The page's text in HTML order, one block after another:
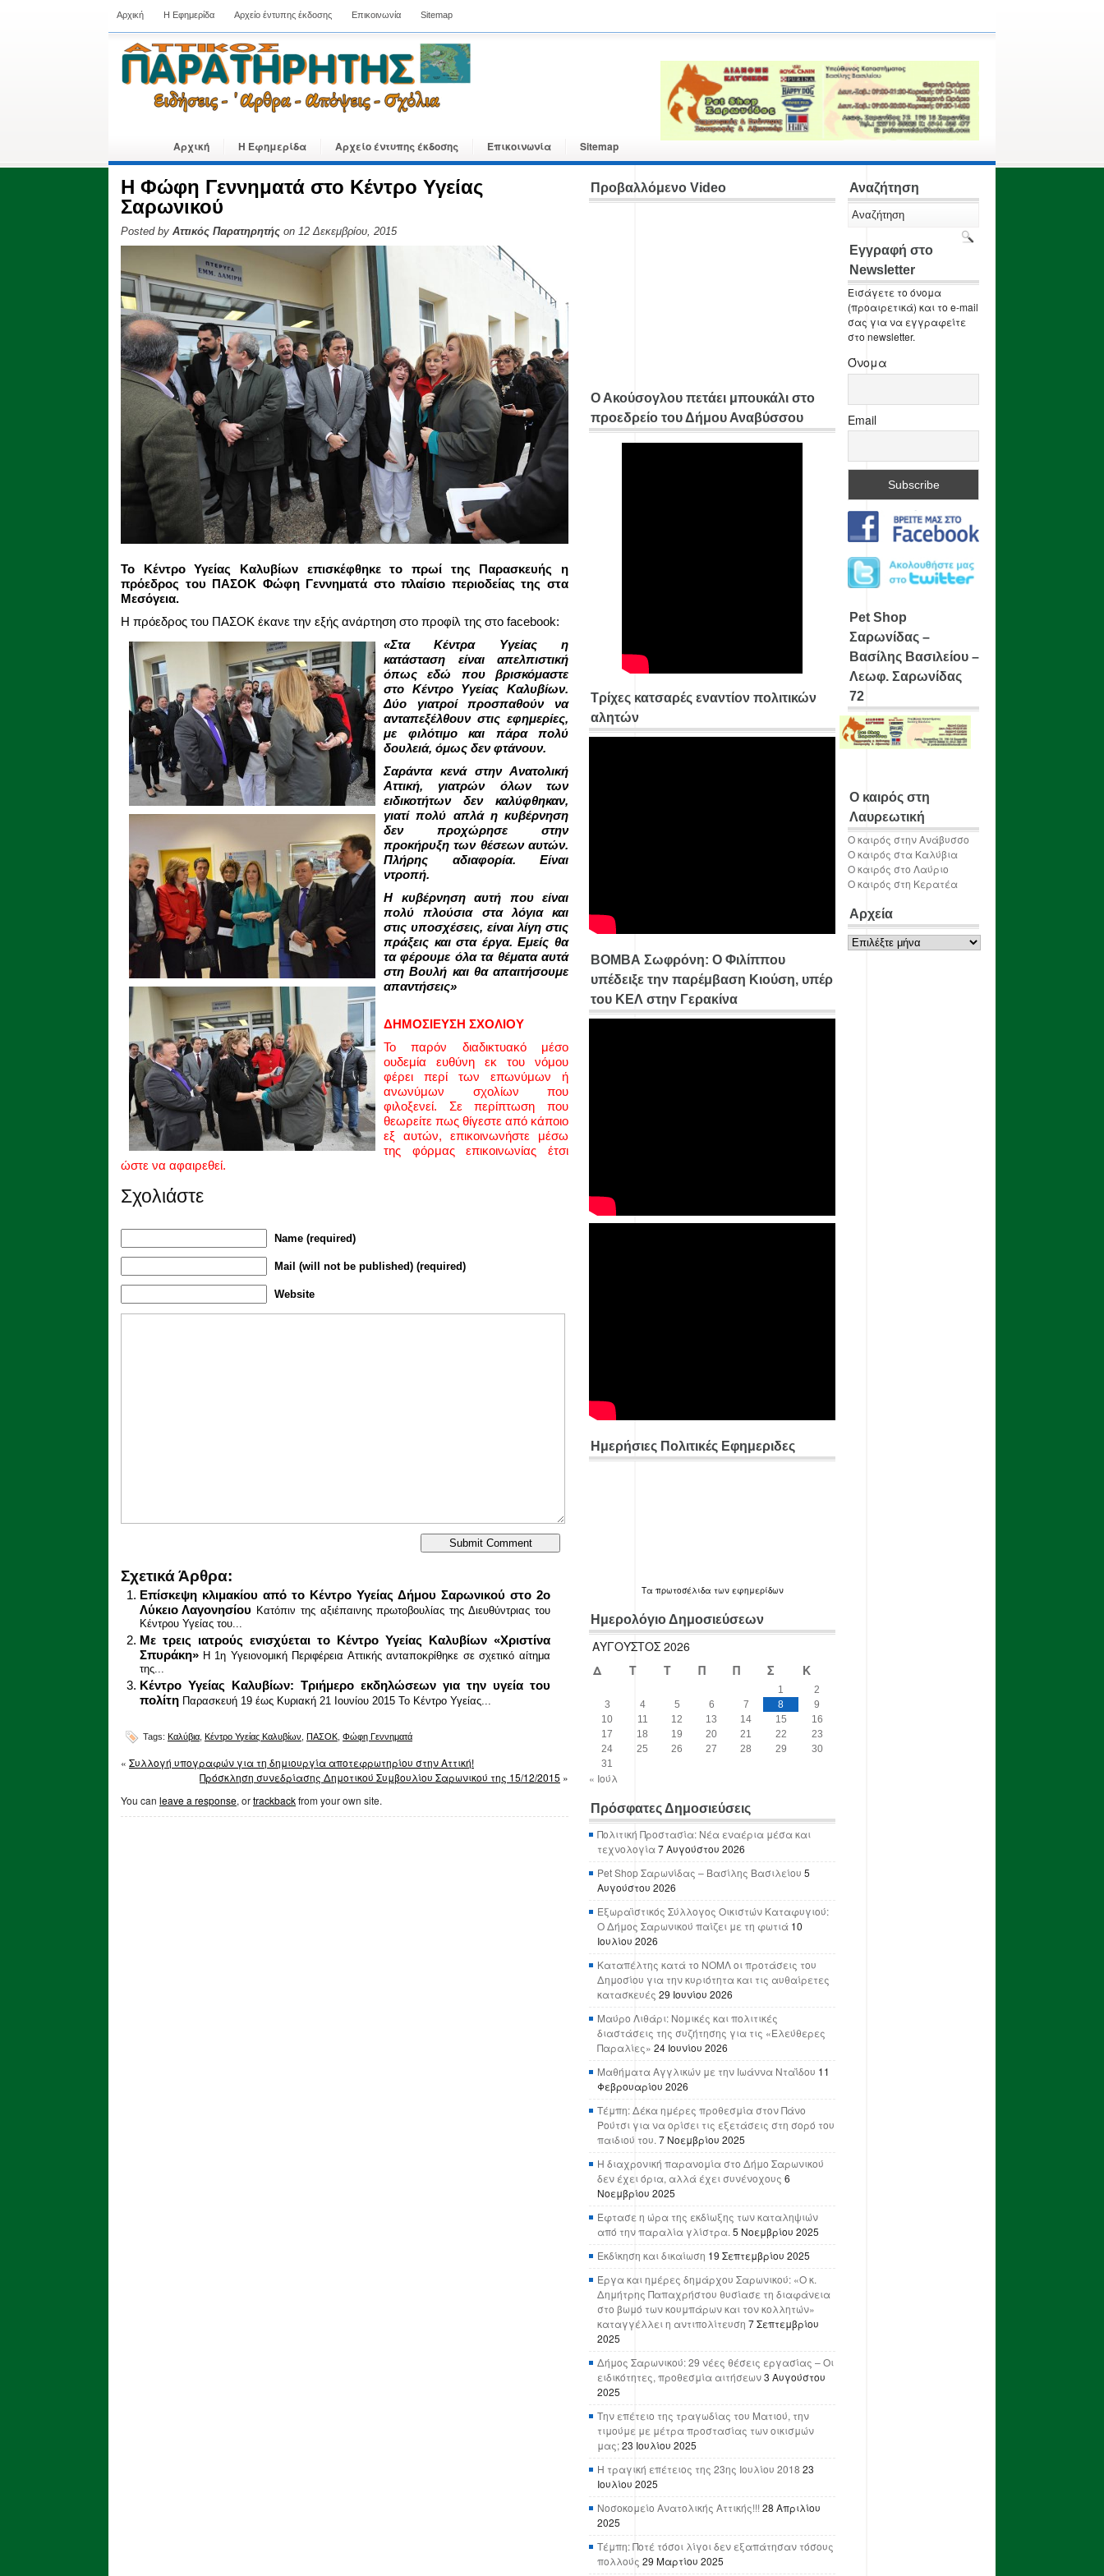
Αρχική Η Εφημερίδα Αρχείο έντυπης έκδοσης Επικοινωνία Sitemap
Αρχική Η Εφημερίδα Αρχείο έντυπης έκδοσης Επικοινωνία Sitemap
Η Φώφη Γεννηματά στο Κέντρο Υγείας
Σαρωνικού
Posted by Αττικός Παρατηρητής on 12 Δεκεμβρίου, 2015
Το Κέντρο Υγείας Καλυβίων επισκέφθηκε το πρωί της Παρασκευής η
πρόεδρος του ΠΑΣΟΚ Φώφη Γεννηματά στο πλαίσιο περιοδείας της στα
Μεσόγεια.
Η πρόεδρος του ΠΑΣΟΚ έκανε την εξής ανάρτηση στο προφίλ της στο facebook:
«Στα Κέντρα Υγείας η
κατάσταση είναι απελπιστική
όπως εδώ που βρισκόμαστε
στο Κέντρο Υγείας Καλυβίων.
Δύο γιατροί προσπαθούν να
ανταπεξέλθουν στις εφημερίες,
με φιλότιμο και πάρα πολύ
δουλειά, όμως δεν φτάνουν.
Σαράντα κενά στην Ανατολική
Αττική, γιατρών όλων των
ειδικοτήτων δεν καλύφθηκαν,
γιατί πολύ απλά η κυβέρνηση
δεν προχώρησε στην
προκήρυξη των θέσεων αυτών.
Πλήρης αδιαφορία. Είναι
ντροπή.
Η κυβέρνηση αυτή που είναι
πολύ πλούσια στα λόγια και
στις υποσχέσεις, είναι λίγη στις
πράξεις και στα έργα. Εμείς θα
τα φέρουμε όλα τα θέματα αυτά
στη Βουλή και θα απαιτήσουμε
απαντήσεις»
ΔΗΜΟΣΙΕΥΣΗ ΣΧΟΛΙΟΥ
Το παρόν διαδικτυακό μέσο
ουδεμία ευθύνη εκ του νόμου
φέρει περί των επωνύμων ή
ανωνύμων σχολίων που
φιλοξενεί. Σε περίπτωση που
θεωρείτε πως θίγεστε από κάποιο
εξ αυτών, επικοινωνήστε μέσω
της φόρμας επικοινωνίας έτσι
ώστε να αφαιρεθεί.
Σχολιάστε
Name (required)
Mail (will not be published) (required)
Website
Σχετικά Άρθρα:
Επίσκεψη κλιμακίου από το Κέντρο Υγείας Δήμου Σαρωνικού στο 2ο
Λύκειο Λαγονησίου
Κατόπιν της αξιέπαινης πρωτοβουλίας της Διευθύντριας του
Κέντρου Υγείας του...
Με τρεις ιατρούς ενισχύεται το Κέντρο Υγείας Καλυβίων «Χριστίνα
Σπυράκη» Η 1η Υγειονομική Περιφέρεια Αττικής ανταποκρίθηκε σε σχετικό αίτημα
της...
Κέντρο Υγείας Καλυβίων: Τριήμερο εκδηλώσεων για την υγεία του
πολίτη
Παρασκευή 19 έως Κυριακή 21 Ιουνίου 2015 Το Κέντρο Υγείας...
Tags: Καλύβια Κέντρο Υγείας Καλυβίων ΠΑΣΟΚ Φώφη Γεννηματά
« Συλλογή υπογραφών για τη δημιουργία αποτεφρωτηρίου στην Αττική!
Πρόσκληση συνεδρίασης Δημοτικού Συμβουλίου Σαρωνικού της 15/12/2015 »
You can leave a response, ortrackbackfrom your own site.
Προβαλλόμενο Video
Ο Ακούσογλου πετάει μπουκάλι στο
προεδρείο του Δήμου Αναβύσσου
Τρίχες κατσαρές εναντίον πολιτικών
αλητών
ΒΟΜΒΑ Σωφρόνη: Ο Φιλίππου
υπέδειξε την παρέμβαση Κιούση, υπέρ
του ΚΕΛ στην Γερακίνα
Ημερήσιες Πολιτικές Εφημεριδες
Τα πρωτοσέλιδα των εφημερίδων
Ημερολόγιο Δημοσιεύσεων
ΑΎΓΟΥΣΤΟΣ 2026
Δ
Τ Τ Π Π Σ Κ
1
2
3
4 5 6 7 8
9
10
11 12 13 14 15
16
17
18 19 20 21 22
23
24
25 26 27 28 29
30
31
« Ιούλ
Πρόσφατες Δημοσιεύσεις
Πολιτική Προστασία: Νέα εναέρια μέσα και
τεχνολογία7 Αυγούστου 2026
Pet Shop Σαρωνίδας – Βασίλης Βασιλείου 5
Αυγούστου 2026
Εξωραϊστικός Σύλλογος Οικιστών Καταφυγιού:
Ο Δήμος Σαρωνικού παίζει με τη φωτιά 10
Ιουλίου 2026
Καταπέλτης κατά το ΝΟΜΛ οι προτάσεις του
Δημοσίου για την κυριότητα και τις αυθαίρετες
κατασκευές 29 Ιουνίου 2026
Μαύρο Λιθάρι: Νομικές και πολιτικές
διαστάσεις της συζήτησης για τις «Ελεύθερες
Παραλίες» 24 Ιουνίου 2026
Μαθήματα Αγγλικών με την Ιωάννα Νταΐδου 11
Φεβρουαρίου 2026
Τέμπη: Δέκα ημέρες προθεσμία στον Πάνο
Ρούτσι για να ορίσει τις εξετάσεις στη σορό του
παιδιού του. 7 Νοεμβρίου 2025
Η διαχρονική παρανομία στο Δήμο Σαρωνικού
δεν έχει όρια, αλλά έχει συνένοχους 6
Νοεμβρίου 2025
Έφτασε η ώρα της εκδίωξης των καταληψιών
από την παραλία γλίστρα. 5 Νοεμβρίου 2025
Εκδίκηση και δικαίωση 19 Σεπτεμβρίου 2025
Έργα και ημέρες δημάρχου Σαρωνικού: «Ο κ.
Δημήτρης Παπαχρήστου θυσίασε τη διαφάνεια
στο βωμό των κουμπάρων και τον κολλητών»
καταγγέλλει η αντιπολίτευση 7 Σεπτεμβρίου
2025
Δήμος Σαρωνικού: 29 νέες θέσεις εργασίας – Οι
ειδικότητες, προθεσμία αιτήσεων3 Αυγούστου
2025
Την επέτειο της τραγωδίας του Ματιού, την
τιμούμε με μέτρα προστασίας των οικισμών
μας;23 Ιουλίου 2025
Η τραγική επέτειος της 23ης Ιουλίου 2018 23
Ιουλίου 2025
Νοσοκομείο Ανατολικής Αττικής!!! 28 Απριλίου
2025
Τέμπη: Ποτέ τόσοι λίγοι δεν εξαπάτησαν τόσους
πολλούς 29 Μαρτίου 2025
Αναζήτηση
Εγγραφή στο
Newsletter
Εισάγετε το όνομα
(προαιρετικά) και το e-mail
σας για να εγγραφείτε
στο newsletter.
Όνομα
Email
Pet Shop
Σαρωνίδας –
Βασίλης Βασιλείου –
Λεωφ. Σαρωνίδας
72
Ο καιρός στη
Λαυρεωτική
Ο καιρός στην Ανάβυσσο
Ο καιρός στα Καλύβια
Ο καιρός στο Λαύριο
Ο καιρός στη Κερατέα
Αρχεία
Αρχεία